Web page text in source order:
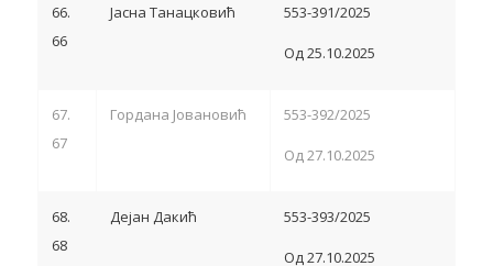
66.
66
Јасна Танацковић 553-391/2025
Од 25.10.2025
67.
67
Гордана Јовановић 553-392/2025
Од 27.10.2025
68.
68
Дејан Дакић 553-393/2025
Од 27.10.2025